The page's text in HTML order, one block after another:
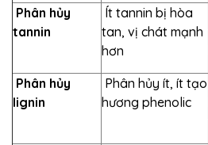
Phân hủy
tannin
Ít tannin bị hòa
tan, vị chát mạnh
hơn
Phân hủy
lignin
Phân hủy ít, ít tạo
hương phenolic